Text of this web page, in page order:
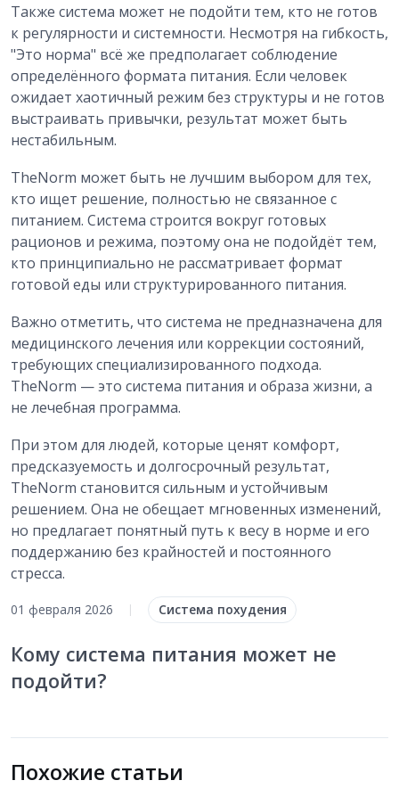
Также система может не подойти тем, кто не готов
к регулярности и системности. Несмотря на гибкость,
"Это норма" всё же предполагает соблюдение
определённого формата питания. Если человек
ожидает хаотичный режим без структуры и не готов
выстраивать привычки, результат может быть
нестабильным.
TheNorm может быть не лучшим выбором для тех,
кто ищет решение, полностью не связанное с
питанием. Система строится вокруг готовых
рационов и режима, поэтому она не подойдёт тем,
кто принципиально не рассматривает формат
готовой еды или структурированного питания.
Важно отметить, что система не предназначена для
медицинского лечения или коррекции состояний,
требующих специализированного подхода.
TheNorm — это система питания и образа жизни, а
не лечебная программа.
При этом для людей, которые ценят комфорт,
предсказуемость и долгосрочный результат,
TheNorm становится сильным и устойчивым
решением. Она не обещает мгновенных изменений,
но предлагает понятный путь к весу в норме и его
поддержанию без крайностей и постоянного
стресса.
01 февраля 2026 | Система похудения
Кому система питания может не
подойти?
Похожие статьи